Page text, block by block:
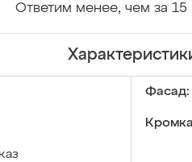
Ответим менее, чем за 15
Фасад: